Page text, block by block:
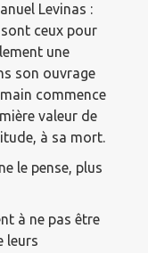
Levinas :
ceux pour
une
son ouvrage
commence
valeur de
à sa mort.
le pense, plus
à ne pas être
leurs